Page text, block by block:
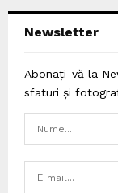
Newsletter
Abonați-vă la
sfaturi și